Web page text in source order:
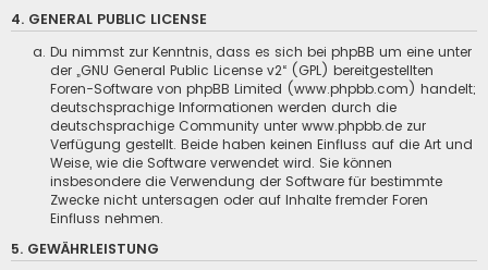
4. GENERAL PUBLIC LICENSE
Du nimmst zur Kenntnis, dass es sich bei phpBB um eine unter
der „GNU General Public License v2“ (GPL) bereitgestellten
Foren-Software von phpBB Limited (www.phpbb.com) handelt;
deutschsprachige Informationen werden durch die
deutschsprachige Community unter www.phpbb.de zur
Verfügung gestellt. Beide haben keinen Einfluss auf die Art und
Weise, wie die Software verwendet wird. Sie können
insbesondere die Verwendung der Software für bestimmte
Zwecke nicht untersagen oder auf Inhalte fremder Foren
Einfluss nehmen.
5. GEWÄHRLEISTUNG